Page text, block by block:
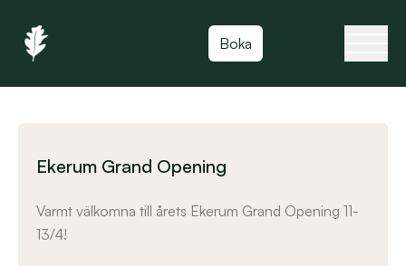
Boka
Ekerum Grand Opening
Varmt välkomna till årets Ekerum Grand Opening 11-
13/4!